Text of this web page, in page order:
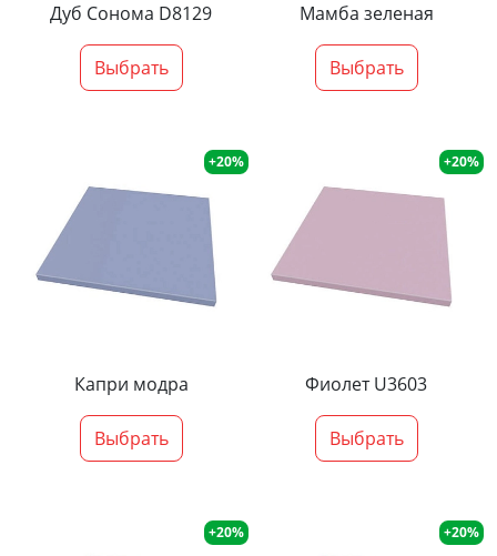
Дуб Сонома D8129
Выбрать
Мамба зеленая
Выбрать
+20%
Капри модра
Выбрать
+20%
Фиолет U3603
Выбрать
+20% +20%